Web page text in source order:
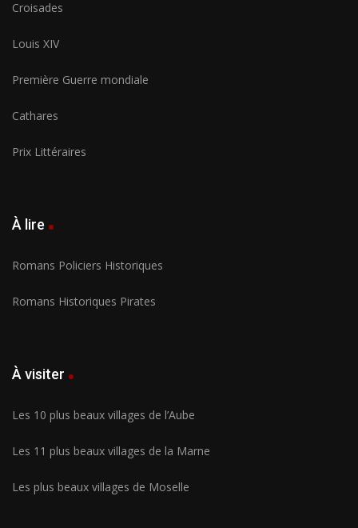
Croisades
Louis XIV
Première Guerre mondiale
Cathares
Prix Littéraires
À lire
Romans Policiers Historiques
Romans Historiques Pirates
À visiter
Les 10 plus beaux villages de l’Aube
Les 11 plus beaux villages de la Marne
Les plus beaux villages de Moselle